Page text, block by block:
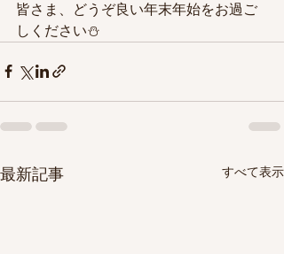
皆さま、どうぞ良い年末年始をお過ご
しください⛄
最新記事 すべて表示